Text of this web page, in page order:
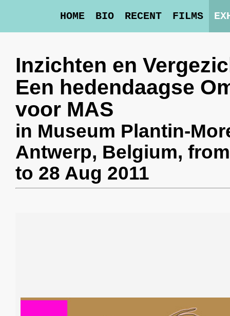
HOME BIO RECENT FILMS
Inzichten en
Een hedendaagse
voor MAS
in Museum Plantin-
Antwerp, Belgium,
to 28 Aug 2011